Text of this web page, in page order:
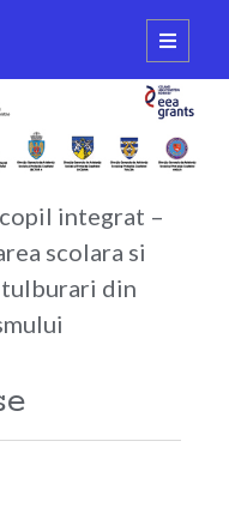
open
primary
menu
integrat –
scolara si
din